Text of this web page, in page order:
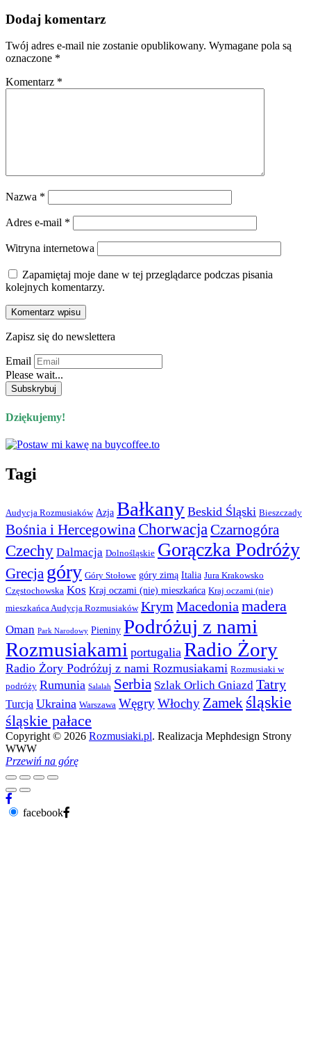
Dodaj komentarz
Twój adres e-mail nie zostanie opublikowany. Wymagane pola są
oznaczone *
Komentarz *
Nazwa *
Adres e-mail *
Witryna internetowa
Zapamiętaj moje dane w tej przeglądarce podczas pisania
kolejnych komentarzy.
Zapisz się do newslettera
Email
Please wait...
Dziękujemy!
Tagi
Audycja Rozmusiaków Azja Bałkany Beskid Śląski Bieszczady
Bośnia i Hercegowina Chorwacja Czarnogóra
Czechy Dalmacja Dolnośląskie Gorączka Podróży
Grecja góry Góry Stołowe góry zimą Italia Jura Krakowsko
Częstochowska Kos Kraj oczami (nie) mieszkańca Kraj oczami (nie)
mieszkańca Audycja Rozmusiaków Krym Macedonia madera
Oman Park Narodowy Pieniny Podróżuj z nami
Rozmusiakami portugalia Radio Żory
Radio Żory Podróżuj z nami Rozmusiakami Rozmusiaki w
podróży Rumunia Salalah Serbia Szlak Orlich Gniazd Tatry
Turcja Ukraina Warszawa WęgryWłochy Zamek śląskie
śląskie pałace
Copyright © 2026 Rozmusiaki.pl. Realizacja Mephdesign Strony
WWW
Przewiń na górę
facebook